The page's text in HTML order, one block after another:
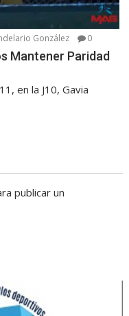
González 0
Mantener Paridad
en la J10, Gavia
publicar un